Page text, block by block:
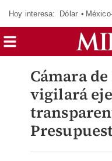
Hoy interesa: Dólar
Cámara
vigilará